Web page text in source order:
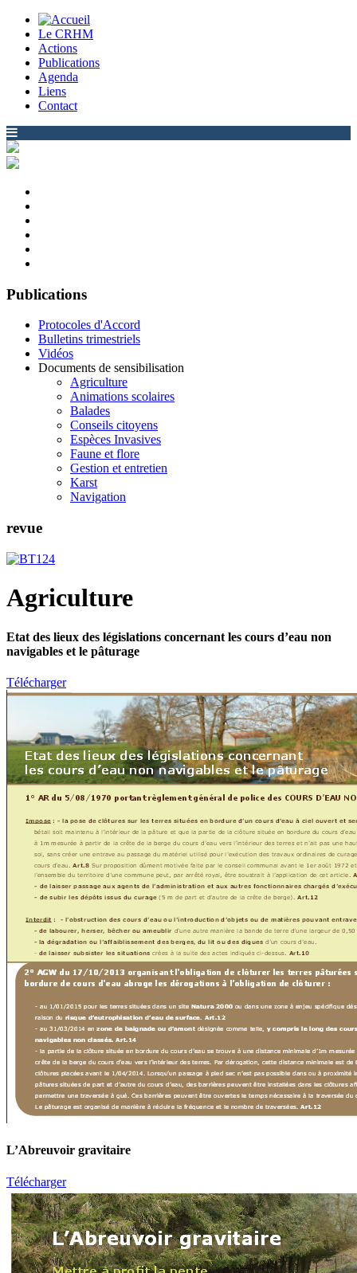
Le CRHM
Actions
Publications
Agenda
Liens
Contact
Publications
Protocoles d'Accord
Bulletins trimestriels
Vidéos
Documents de sensibilisation
Agriculture
Animations scolaires
Balades
Conseils citoyens
Espèces Invasives
Faune et flore
Gestion et entretien
Karst
Navigation
revue
Agriculture
Etat des lieux des législations concernant les cours d’eau non
navigables et le pâturage
Télécharger
L’Abreuvoir gravitaire
Télécharger